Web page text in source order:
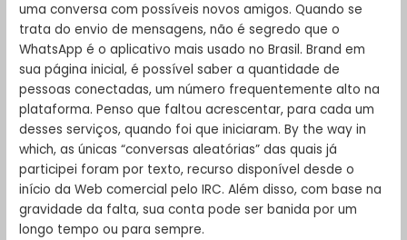
uma conversa com possíveis novos amigos. Quando se
trata do envio de mensagens, não é segredo que o
WhatsApp é o aplicativo mais usado no Brasil. Brand em
sua página inicial, é possível saber a quantidade de
pessoas conectadas, um número frequentemente alto na
plataforma. Penso que faltou acrescentar, para cada um
desses serviços, quando foi que iniciaram. By the way in
which, as únicas “conversas aleatórias” das quais já
participei foram por texto, recurso disponível desde o
início da Web comercial pelo IRC. Além disso, com base na
gravidade da falta, sua conta pode ser banida por um
longo tempo ou para sempre.